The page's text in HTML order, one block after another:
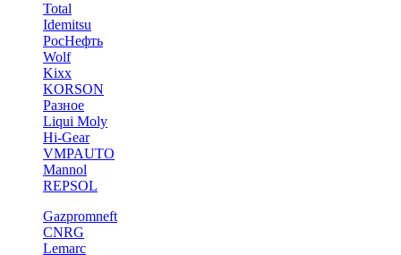
Total
Idemitsu
РосНефть
Wolf
Kixx
KORSON
Разное
Liqui Moly
Hi-Gear
VMPAUTO
Mannol
REPSOL
Gazpromneft
CNRG
Lemarc